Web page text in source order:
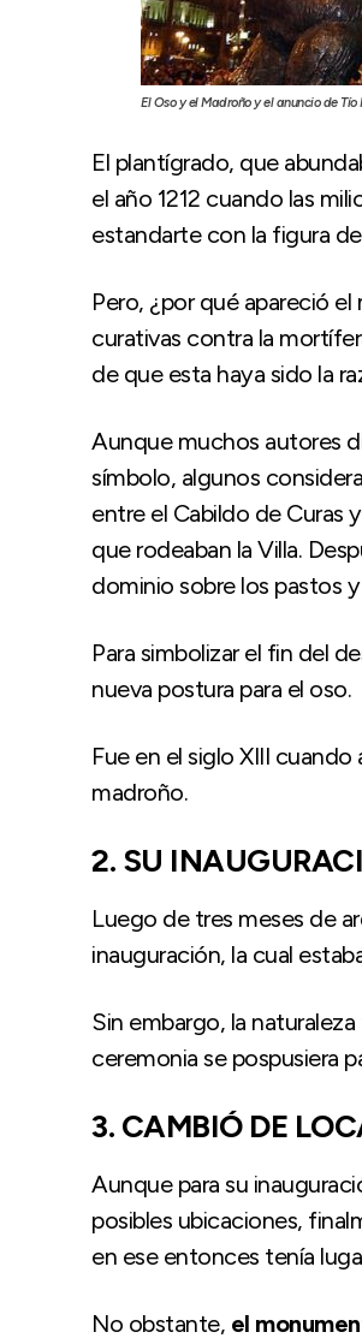
El Oso y el Madroño y el anuncio de Tío
El plantígrado, que
el año 1212 cuando las
estandarte con la figura
Pero, ¿por qué apareció
curativas contra la
de que esta haya sido la
Aunque muchos autores
símbolo, algunos
entre el Cabildo de Curas
que rodeaban la Villa.
dominio sobre los pastos
Para simbolizar el fin del
nueva postura para el oso.
Fue en el siglo XIII
madroño.
2. SU
Luego de tres meses de
inauguración, la cual
Sin embargo, la
ceremonia se pospusiera
3. CAMBIÓ DE
Aunque para su
posibles ubicaciones,
en ese entonces tenía
No obstante, el